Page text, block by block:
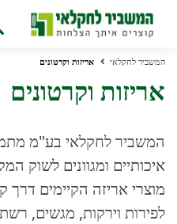
אינטרנט,
לחץ
אנטר
לעבור
לאזור
מרכזי
המשביר לחקלאי אריזות וקרטונים
אריזות וקרטונים
המשביר לחקלאי בע"מ
איכותיים ומגוונים לשוק
מוצרי אריזה הקיימים דרך
לפירות וירקות, מגשים,